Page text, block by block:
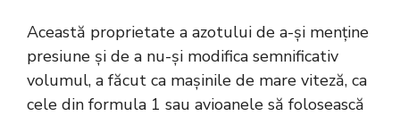
Această proprietate a azotului de a-și menține
presiune și de a nu-și modifica semnificativ
volumul, a făcut ca mașinile de mare viteză, ca
cele din formula 1 sau avioanele să folosească